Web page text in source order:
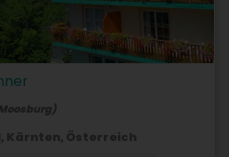
Kärnten, Österreich